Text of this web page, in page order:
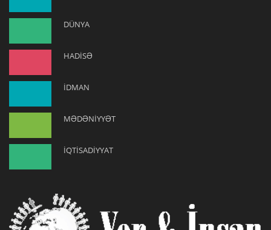
DÜNYA
HADİSƏ
İDMAN
MƏDƏNİYYƏT
İQTİSADİYYAT